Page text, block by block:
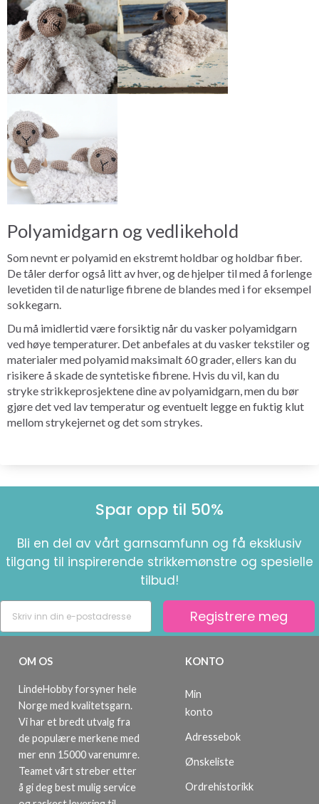
Polyamidgarn og vedlikehold
Som nevnt er polyamid en ekstremt holdbar og holdbar fiber.
De tåler derfor også litt av hver, og de hjelper til med å forlenge
levetiden til de naturlige fibrene de blandes med i for eksempel
sokkegarn.
Du må imidlertid være forsiktig når du vasker polyamidgarn
ved høye temperaturer. Det anbefales at du vasker tekstiler og
materialer med polyamid maksimalt 60 grader, ellers kan du
risikere å skade de syntetiske fibrene. Hvis du vil, kan du
stryke strikkeprosjektene dine av polyamidgarn, men du bør
gjøre det ved lav temperatur og eventuelt legge en fuktig klut
mellom strykejernet og det som strykes.
Spar opp til 50%
Bli en del av vårt garnsamfunn og få eksklusiv
tilgang til inspirerende strikkemønstre og spesielle
tilbud!
Registrere meg
OM OS
LindeHobby forsyner hele
Norge med kvalitetsgarn.
Vi har et bredt utvalg fra
de populære merkene med
mer enn 15000 varenumre.
Teamet vårt streber etter
å gi deg best mulig service
KONTO
Min
konto
Adressebok
Ønskeliste
Ordrehistorikk